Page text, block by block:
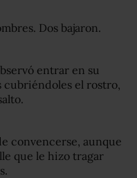
Dos bajaron.
entrar en su
cubriéndoles el rostro,
convencerse, aunque
que le hizo tragar